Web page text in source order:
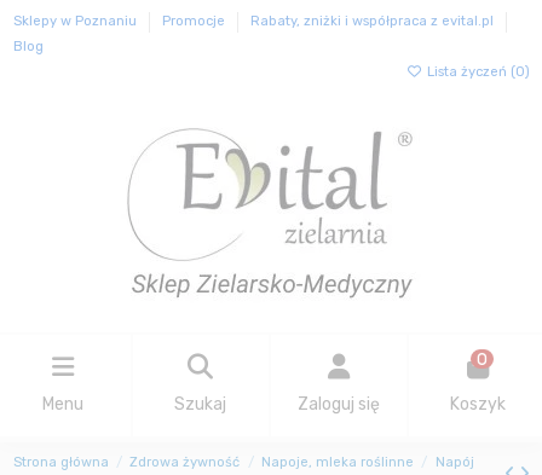
Sklepy w Poznaniu Promocje
Rabaty, zniżki i współpraca z evital.pl
Blog
Lista życzeń (0)
Menu Szukaj Zaloguj się
0
Koszyk
Strona główna Zdrowa żywność Napoje, mleka roślinne
Napój